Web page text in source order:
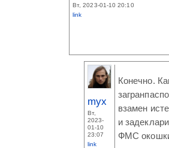
Вт, 2023-01-10 20:10
link
myx
Вт,
2023-
01-10
23:07
link
Конечно.
взамен
и
ФМС